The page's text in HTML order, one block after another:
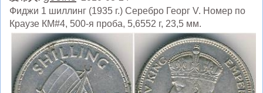
Фиджи 1 шиллинг (1935 г.) Серебро Георг V. Номер по
Краузе КМ#4, 500-я проба, 5,6552 г, 23,5 мм.